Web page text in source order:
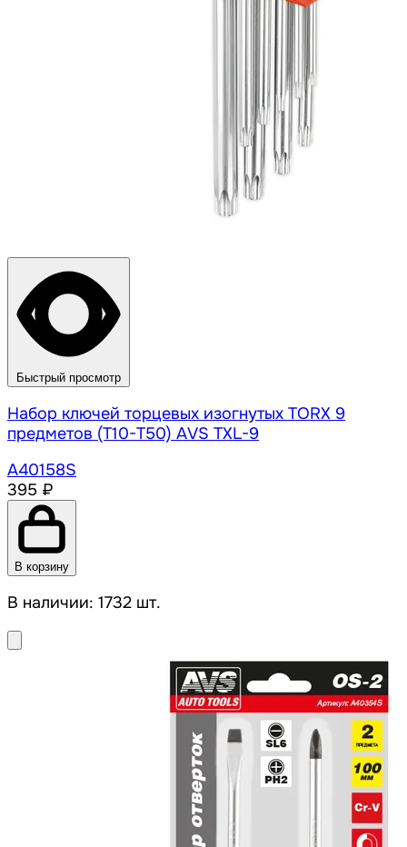
Быстрый просмотр
Набор ключей торцевых изогнутых TORX 9
предметов (T10-T50) АVS TXL-9
A40158S
395 ₽
В корзину
В наличии: 1732 шт.